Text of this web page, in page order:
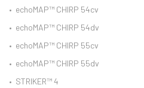
• echoMAP™ CHIRP 54cv
• echoMAP™ CHIRP 54dv
• echoMAP™ CHIRP 55cv
• echoMAP™ CHIRP 55dv
• STRIKER™ 4